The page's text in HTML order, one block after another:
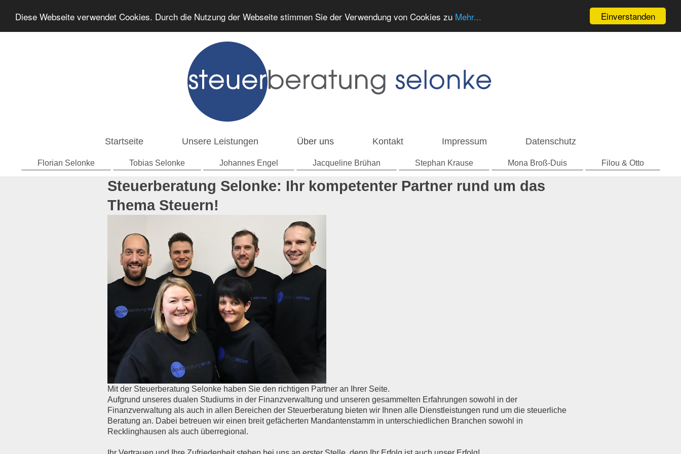
Einverstanden
Diese Webseite verwendet Cookies. Durch die Nutzung der Webseite stimmen Sie der Verwendung von Cookies zu Mehr...
Startseite Unsere Leistungen Über uns Kontakt Impressum Datenschutz
Florian Selonke Tobias Selonke Johannes Engel Jacqueline Brühan Stephan Krause Mona Broß-Duis Filou & Otto
Steuerberatung Selonke: Ihr kompetenter Partner rund um das
Thema Steuern!
Mit der Steuerberatung Selonke haben Sie den richtigen Partner an Ihrer Seite.
Aufgrund unseres dualen Studiums in der Finanzverwaltung und unseren gesammelten Erfahrungen sowohl in der
Finanzverwaltung als auch in allen Bereichen der Steuerberatung bieten wir Ihnen alle Dienstleistungen rund um die steuerliche
Beratung an. Dabei betreuen wir einen breit gefächerten Mandantenstamm in unterschiedlichen Branchen sowohl in
Recklinghausen als auch überregional.